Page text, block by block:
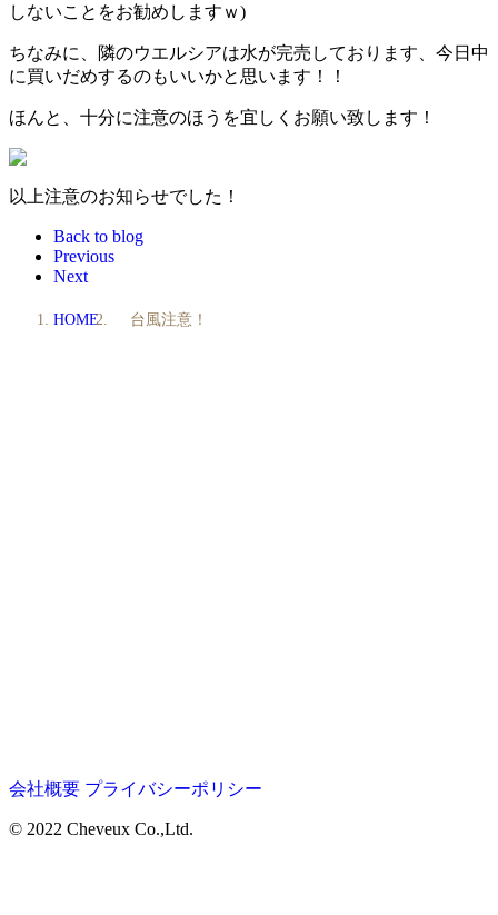
しないことをお勧めしますｗ)
ちなみに、隣のウエルシアは水が完売しております、今日中
に買いだめするのもいいかと思います！！
ほんと、十分に注意のほうを宜しくお願い致します！
以上注意のお知らせでした！
Back to blog
Previous
Next
HOME 台風注意！
会社概要 プライバシーポリシー
© 2022 Cheveux Co.,Ltd.